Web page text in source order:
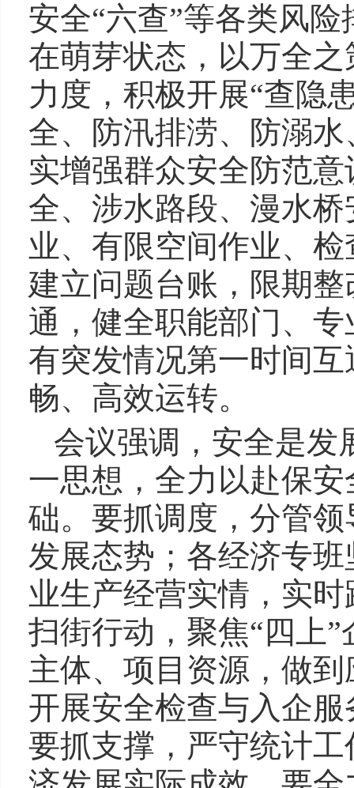
安全“六查”等各类风
在萌芽状态，以万全
力度，积极开展“查隐
全、防汛排涝、防溺
实增强群众安全防范
全、涉水路段、漫水
业、有限空间作业、
建立问题台账，限期
通，健全职能部门、
有突发情况第一时间
畅、高效运转。
会议强调，安全是发
一思想，全力以赴保
础。要抓调度，分管
发展态势；各经济专
业生产经营实情，实
扫街行动，聚焦“四上
主体、项目资源，做
开展安全检查与入企
要抓支撑，严守统计